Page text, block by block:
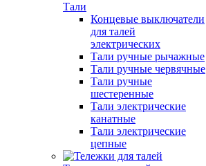
Тали
Концевые выключатели
для талей
электрических
Тали ручные рычажные
Тали ручные червячные
Тали ручные
шестеренные
Тали электрические
канатные
Тали электрические
цепные